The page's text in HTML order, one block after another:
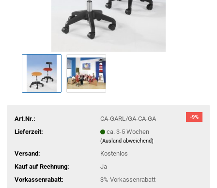
-9%
Art.Nr.:
CA-GARL/GA-CA-GA
Lieferzeit:
ca. 3-5 Wochen
(Ausland abweichend)
Versand:
Kostenlos
Kauf auf Rechnung:
Ja
Vorkassenrabatt:
3% Vorkassenrabatt